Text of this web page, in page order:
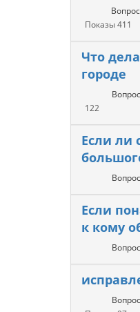
Вопрос
Показы411
Что
городе
Вопрос
122
Если ли
Вопрос
Если
к кому
Вопрос
Вопрос